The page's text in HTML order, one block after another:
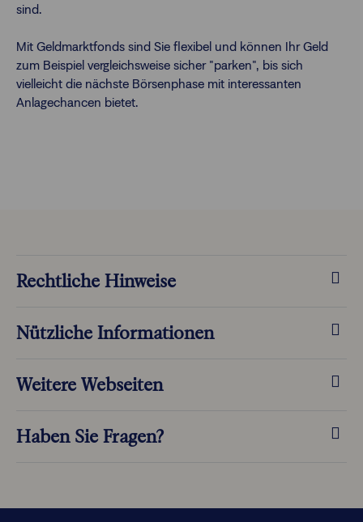
sind.
Mit Geldmarktfonds sind Sie flexibel und können Ihr Geld
zum Beispiel vergleichsweise sicher "parken", bis sich
vielleicht die nächste Börsenphase mit interessanten
Anlagechancen bietet.
Rechtliche Hinweise
Nützliche Informationen
Weitere Webseiten
Haben Sie Fragen?